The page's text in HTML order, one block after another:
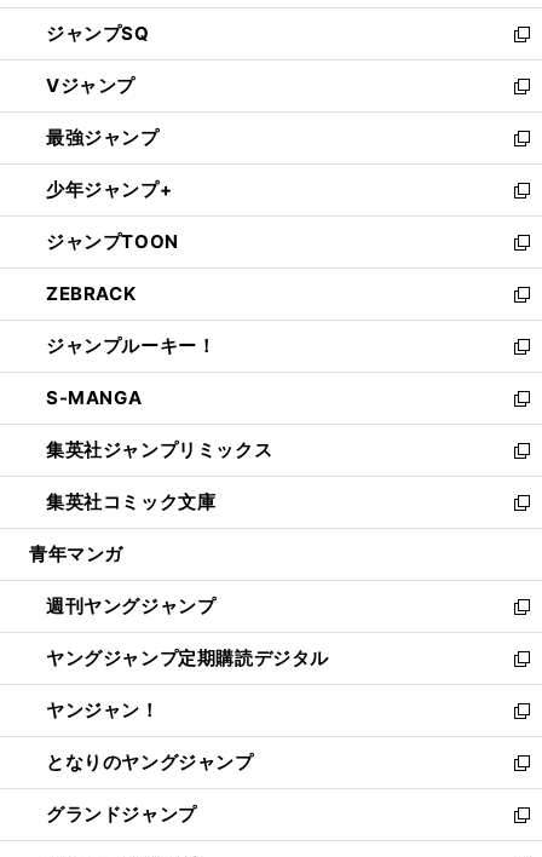
し
い
ウ
ィ
ン
ド
ウ
で
開
く
ジャンプSQ
新
し
い
ウ
ィ
ン
ド
ウ
で
開
く
Vジャンプ
新
し
い
ウ
ィ
ン
ド
ウ
で
開
く
最強ジャンプ
新
し
い
ウ
ィ
ン
ド
ウ
で
開
く
少年ジャンプ+
新
し
い
ウ
ィ
ン
ド
ウ
で
開
く
ジャンプTOON
新
し
い
ウ
ィ
ン
ド
ウ
で
開
く
ZEBRACK
新
し
い
ウ
ィ
ン
ド
ウ
で
開
ジャンプルーキー！
新
し
い
ウ
ィ
ン
ド
ウ
開
く
S-MANGA
新
し
い
ウ
ィ
ン
ウ
で
開
く
集英社ジャンプリミックス
新
し
い
ウ
ン
ド
ウ
で
開
く
集英社コミック文庫
新
し
ウ
ィ
ン
ド
ウ
で
開
く
青年マンガ
週刊ヤングジャンプ
新
し
い
ウ
ィ
ン
ド
ウ
で
開
ヤングジャンプ定期購読デジタル
新
し
い
ウ
ィ
ン
ド
ウ
ヤンジャン！
新
し
い
ウ
ィ
ン
となりのヤングジャンプ
新
し
い
ウ
グランドジャンプ
新
し